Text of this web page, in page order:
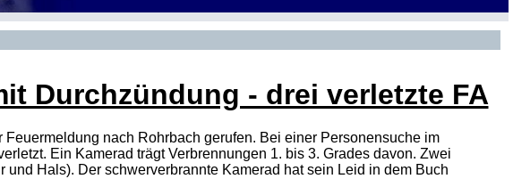
Durchzündung - drei verletzte FA
nach Rohrbach gerufen. Bei einer Personensuche im
Ein Kamerad trägt Verbrennungen 1. bis 3. Grades davon. Zwei
Hals). Der schwerverbrannte Kamerad hat sein Leid in dem Buch